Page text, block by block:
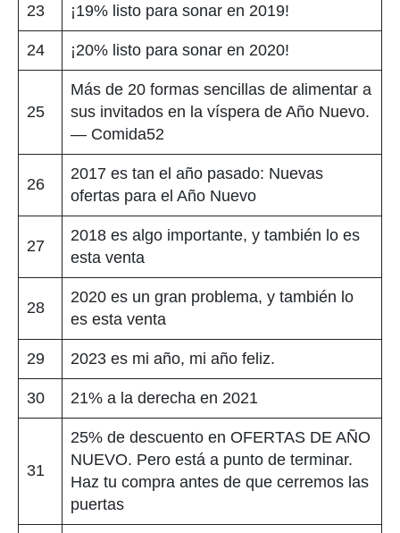
23 ¡19% listo para sonar en 2019!
24 ¡20% listo para sonar en 2020!
25
Más de 20 formas sencillas de alimentar a
sus invitados en la víspera de Año Nuevo.
— Comida52
26
2017 es tan el año pasado: Nuevas
ofertas para el Año Nuevo
27
2018 es algo importante, y también lo es
esta venta
28
2020 es un gran problema, y también lo
es esta venta
29 2023 es mi año, mi año feliz.
30 21% a la derecha en 2021
31
25% de descuento en OFERTAS DE AÑO
NUEVO. Pero está a punto de terminar.
Haz tu compra antes de que cerremos las
puertas